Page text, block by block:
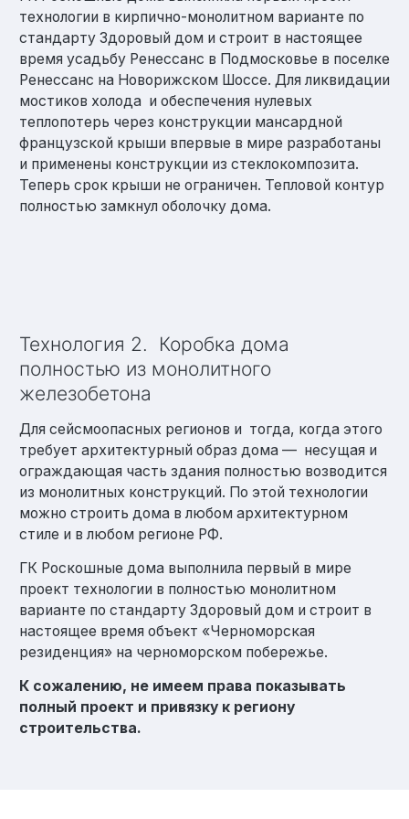
технологии в кирпично-монолитном варианте по
стандарту Здоровый дом и строит в настоящее
время усадьбу Ренессанс в Подмосковье в поселке
Ренессанс на Новорижском Шоссе. Для ликвидации
мостиков холода и обеспечения нулевых
теплопотерь через конструкции мансардной
французской крыши впервые в мире разработаны
и применены конструкции из стеклокомпозита.
Теперь срок крыши не ограничен. Тепловой контур
полностью замкнул оболочку дома.
Технология 2. Коробка дома
полностью из монолитного
железобетона
Для сейсмоопасных регионов и тогда, когда этого
требует архитектурный образ дома — несущая и
ограждающая часть здания полностью возводится
из монолитных конструкций. По этой технологии
можно строить дома в любом архитектурном
стиле и в любом регионе РФ.
ГК Роскошные дома выполнила первый в мире
проект технологии в полностью монолитном
варианте по стандарту Здоровый дом и строит в
настоящее время объект «Черноморская
резиденция» на черноморском побережье.
К сожалению, не имеем права показывать
полный проект и привязку к региону
строительства.